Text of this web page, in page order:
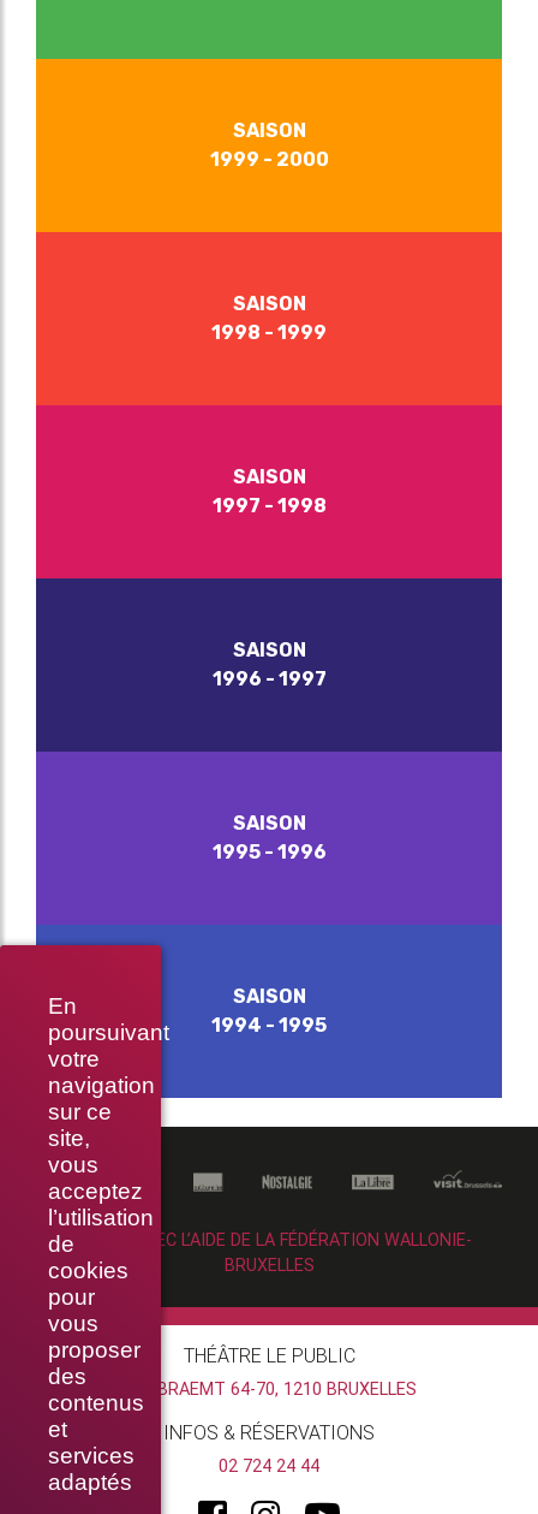
En
poursuivant
votre
navigation
sur ce
site,
vous
acceptez
l’utilisation
de
cookies
pour
vous
proposer
des
contenus
et
services
adaptés
SAISON
1999 - 2000
SAISON
1998 - 1999
SAISON
1997 - 1998
SAISON
1996 - 1997
SAISON
1995 - 1996
SAISON
1994 - 1995
RÉALISÉ AVEC L’AIDE DE LA FÉDÉRATION WALLONIE-
BRUXELLES
THÉÂTRE LE PUBLIC
RUE BRAEMT 64-70, 1210 BRUXELLES
INFOS & RÉSERVATIONS
02 724 24 44